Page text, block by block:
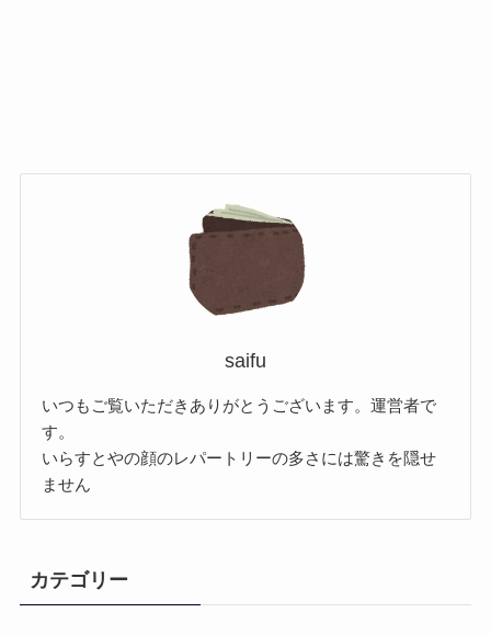
saifu
いつもご覧いただきありがとうございます。運営者で
す。
いらすとやの顔のレパートリーの多さには驚きを隠せ
ません
カテゴリー